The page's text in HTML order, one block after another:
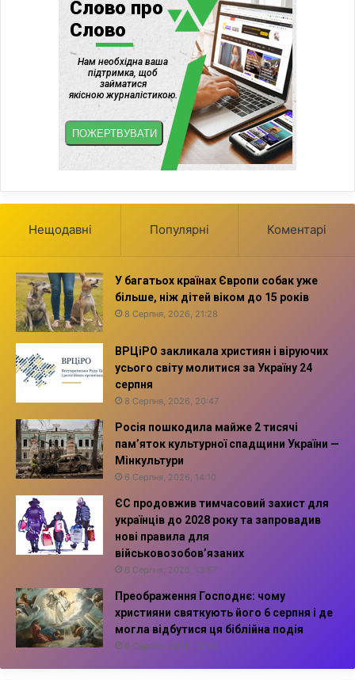
Нещодавні Популярні Коментарі
У багатьох країнах Європи собак уже
більше, ніж дітей віком до 15 років
8 Серпня, 2026, 21:28
ВРЦіРО закликала християн і віруючих
усього світу молитися за Україну 24
серпня
8 Серпня, 2026, 20:47
Росія пошкодила майже 2 тисячі
пам’яток культурної спадщини України —
Мінкультури
6 Серпня, 2026, 14:10
ЄС продовжив тимчасовий захист для
українців до 2028 року та запровадив
нові правила для
військовозобов’язаних
6 Серпня, 2026, 13:57
Преображення Господнє: чому
християни святкують його 6 серпня і де
могла відбутися ця біблійна подія
6 Серпня, 2026, 13:42